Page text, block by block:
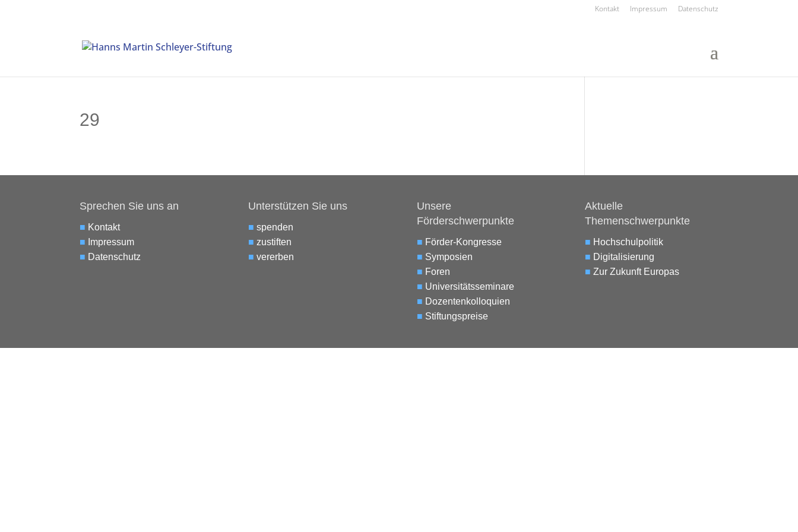
Kontakt Impressum Datenschutz
29
Sprechen Sie uns an
■ Kontakt
■ Impressum
■ Datenschutz
Unterstützen Sie uns
■ spenden
■ zustiften
■ vererben
Unsere
Förderschwerpunkte
■ Förder-Kongresse
■ Symposien
■ Foren
■ Universitätsseminare
■ Dozentenkolloquien
■ Stiftungspreise
Aktuelle
Themenschwerpunkte
■ Hochschulpolitik
■ Digitalisierung
■ Zur Zukunft Europas